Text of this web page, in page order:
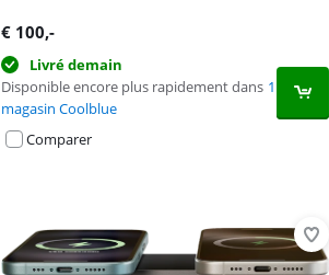
€ 100,-
Livré demain
Disponible encore plus rapidement dans 1
magasin Coolblue
Comparer